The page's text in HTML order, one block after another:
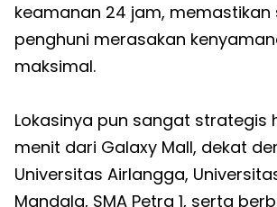
keamanan 24 jam, memastikan
penghuni merasakan
maksimal.
Lokasinya pun sangat strategis
menit dari Galaxy Mall, dekat
Universitas Airlangga,
Mandala, SMA Petra 1, serta